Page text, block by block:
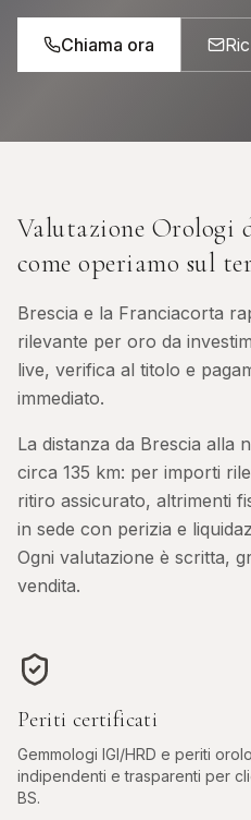
Chiama ora
Valutazione Orologi
come operiamo sul
Brescia e la Franciacorta
rilevante per oro da
live, verifica al titolo e
immediato.
La distanza da Brescia alla
circa 135 km: per importi
ritiro assicurato, altrimenti
in sede con perizia e
Ogni valutazione è scritta,
vendita.
Periti certificati
Gemmologi IGI/HRD e periti
indipendenti e trasparenti per
BS.